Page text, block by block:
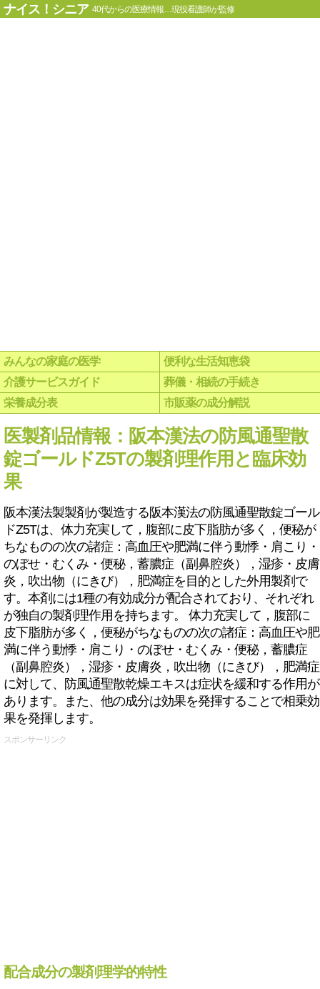
ナイス！シニア 40代からの医療情報…現役看護師が監修
みんなの家庭の医学
便利な生活知恵袋
介護サービスガイド
葬儀・相続の手続き
栄養成分表
市販薬の成分解説
医製剤品情報：阪本漢法の防風通聖散
錠ゴールドZ5Tの製剤理作用と臨床効
果
阪本漢法製製剤が製造する阪本漢法の防風通聖散錠ゴール
ドZ5Tは、体力充実して，腹部に皮下脂肪が多く，便秘が
ちなものの次の諸症：高血圧や肥満に伴う動悸・肩こり・
のぼせ・むくみ・便秘，蓄膿症（副鼻腔炎），湿疹・皮膚
炎，吹出物（にきび），肥満症を目的とした外用製剤で
す。本剤には1種の有効成分が配合されており、それぞれ
が独自の製剤理作用を持ちます。 体力充実して，腹部に
皮下脂肪が多く，便秘がちなものの次の諸症：高血圧や肥
満に伴う動悸・肩こり・のぼせ・むくみ・便秘，蓄膿症
（副鼻腔炎），湿疹・皮膚炎，吹出物（にきび），肥満症
に対して、防風通聖散乾燥エキスは症状を緩和する作用が
あります。また、他の成分は効果を発揮することで相乗効
果を発揮します。
スポンサーリンク
配合成分の製剤理学的特性